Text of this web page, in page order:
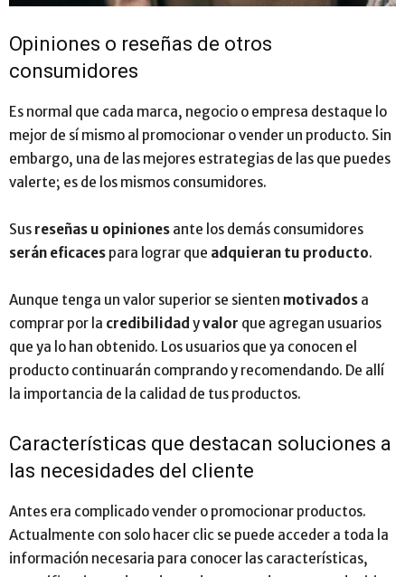
Opiniones o reseñas de otros
consumidores
Es normal que cada marca, negocio o empresa destaque lo
mejor de sí mismo al promocionar o vender un producto. Sin
embargo, una de las mejores estrategias de las que puedes
valerte; es de los mismos consumidores.
Sus reseñas u opiniones ante los demás consumidores
serán eficaces para lograr que adquieran tu producto.
Aunque tenga un valor superior se sienten motivados a
comprar por la credibilidad yvalor que agregan usuarios
que ya lo han obtenido. Los usuarios que ya conocen el
producto continuarán comprando y recomendando. De allí
la importancia de la calidad de tus productos.
Características que destacan soluciones a
las necesidades del cliente
Antes era complicado vender o promocionar productos.
Actualmente con solo hacer clic se puede acceder a toda la
información necesaria para conocer las características,